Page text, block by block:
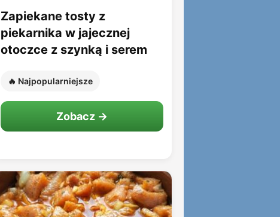
Zapiekane tosty z
piekarnika w jajecznej
otoczce z szynką i serem
🔥 Najpopularniejsze
Zobacz →